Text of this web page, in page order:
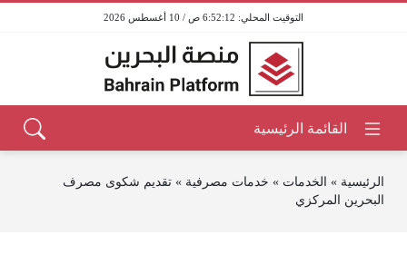
6:52:12 ص / 10 أغسطس 2026
الرئيسية » الخدمات » خدمات مصرفية » تقديم شكوى مصرف
البحرين المركزي